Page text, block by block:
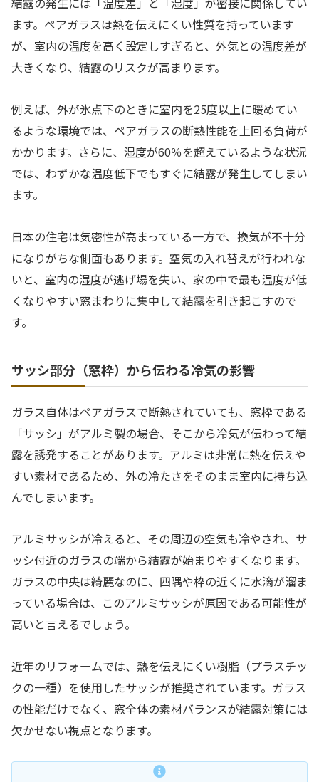
ます。ペアガラスは熱を伝えにくい性質を持っています
が、室内の温度を高く設定しすぎると、外気との温度差が
大きくなり、結露のリスクが高まります。
例えば、外が氷点下のときに室内を25度以上に暖めてい
るような環境では、ペアガラスの断熱性能を上回る負荷が
かかります。さらに、湿度が60％を超えているような状況
では、わずかな温度低下でもすぐに結露が発生してしまい
ます。
日本の住宅は気密性が高まっている一方で、換気が不十分
になりがちな側面もあります。空気の入れ替えが行われな
いと、室内の湿度が逃げ場を失い、家の中で最も温度が低
くなりやすい窓まわりに集中して結露を引き起こすので
す。
サッシ部分（窓枠）から伝わる冷気の影響
ガラス自体はペアガラスで断熱されていても、窓枠である
「サッシ」がアルミ製の場合、そこから冷気が伝わって結
露を誘発することがあります。アルミは非常に熱を伝えや
すい素材であるため、外の冷たさをそのまま室内に持ち込
んでしまいます。
アルミサッシが冷えると、その周辺の空気も冷やされ、サ
ッシ付近のガラスの端から結露が始まりやすくなります。
ガラスの中央は綺麗なのに、四隅や枠の近くに水滴が溜ま
っている場合は、このアルミサッシが原因である可能性が
高いと言えるでしょう。
近年のリフォームでは、熱を伝えにくい樹脂（プラスチッ
クの一種）を使用したサッシが推奨されています。ガラス
の性能だけでなく、窓全体の素材バランスが結露対策には
欠かせない視点となります。